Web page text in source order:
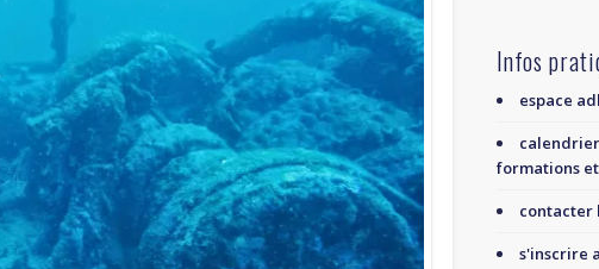
Infos
espace
calendrier
formations
contacter
s'inscrire